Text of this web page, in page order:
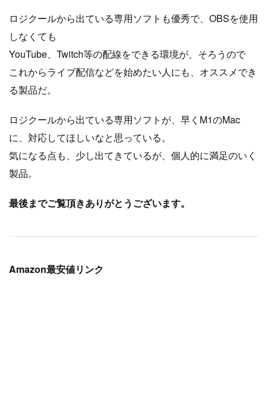
ロジクールから出ている専用ソフトも優秀で、OBSを使用
しなくても
YouTube、Twitch等の配線をできる環境が、そろうので
これからライブ配信などを始めたい人にも、オススメでき
る製品だ。
ロジクールから出ている専用ソフトが、早くM1のMac
に、対応してほしいなと思っている。
気になる点も、少し出てきているが、個人的に満足のいく
製品。
最後までご覧頂きありがとうございます。
Amazon最安値リンク